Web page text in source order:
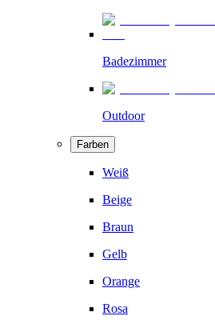
Badezimmer
Outdoor
Farben
Weiß
Beige
Braun
Gelb
Orange
Rosa